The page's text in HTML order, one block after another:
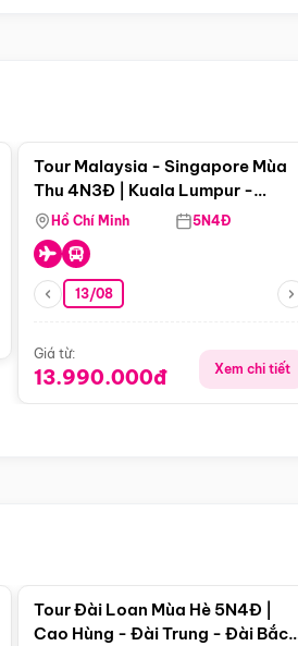
Tour Malaysia - Singapore Mùa
Thu 4N3Đ | Kuala Lumpur -
Malacca - Johor Baru -
Singapore
Hồ Chí Minh 5N4Đ
13/08
Giá từ:
13.990.000đ Xem chi tiết
Tour Đài Loan Mùa Hè 5N4Đ |
Cao Hùng - Đài Trung - Đài Bắc